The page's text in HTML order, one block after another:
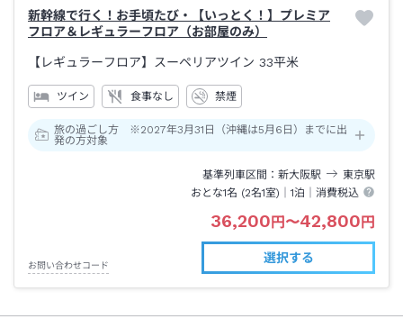
新幹線で行く！お手頃たび・【いっとく！】プレミア
フロア＆レギュラーフロア（お部屋のみ）
【レギュラーフロア】スーペリアツイン 33平米
ツイン 食事なし 禁煙
旅の過ごし方 ※2027年3月31日（沖縄は5月6日）までに出
発の方対象
基準列車区間 新大阪駅 東京駅
おとな1名 (2名1室)｜1泊 ｜消費税込
36,200円〜42,800円
お問い合わせコード
選択する